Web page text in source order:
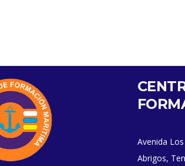
Avenida
Abrigos,